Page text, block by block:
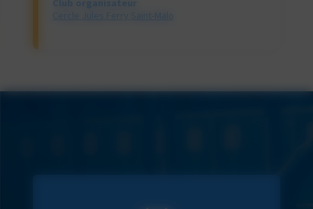
Club organisateur